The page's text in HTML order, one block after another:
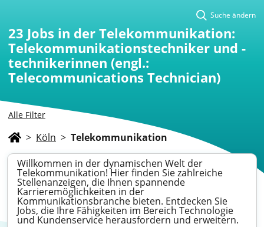
Alle Filter
Suche ändern
23 Jobs in der Telekommunikation:
Telekommunikationstechniker und -
technikerinnen (engl.:
Telecommunications Technician)
> Köln > Telekommunikation
Willkommen in der dynamischen Welt der
Telekommunikation! Hier finden Sie zahlreiche
Stellenanzeigen, die Ihnen spannende
Karrieremöglichkeiten in der
Kommunikationsbranche bieten. Entdecken Sie
Jobs, die Ihre Fähigkeiten im Bereich Technologie
und Kundenservice herausfordern und erweitern.